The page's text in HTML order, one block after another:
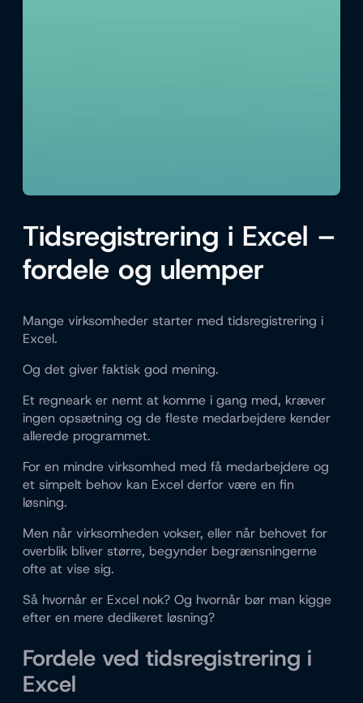
Tidsregistrering i Excel –
fordele og ulemper
Mange virksomheder starter med tidsregistrering i
Excel.
Og det giver faktisk god mening.
Et regneark er nemt at komme i gang med, kræver
ingen opsætning og de fleste medarbejdere kender
allerede programmet.
For en mindre virksomhed med få medarbejdere og
et simpelt behov kan Excel derfor være en fin
løsning.
Men når virksomheden vokser, eller når behovet for
overblik bliver større, begynder begrænsningerne
ofte at vise sig.
Så hvornår er Excel nok? Og hvornår bør man kigge
efter en mere dedikeret løsning?
Fordele ved tidsregistrering i
Excel